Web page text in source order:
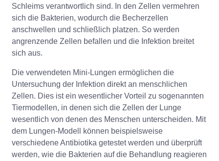
Schleims verantwortlich sind. In den Zellen vermehren
sich die Bakterien, wodurch die Becherzellen
anschwellen und schließlich platzen. So werden
angrenzende Zellen befallen und die Infektion breitet
sich aus.
Die verwendeten Mini-Lungen ermöglichen die
Untersuchung der Infektion direkt an menschlichen
Zellen. Dies ist ein wesentlicher Vorteil zu sogenannten
Tiermodellen, in denen sich die Zellen der Lunge
wesentlich von denen des Menschen unterscheiden. Mit
dem Lungen-Modell können beispielsweise
verschiedene Antibiotika getestet werden und überprüft
werden, wie die Bakterien auf die Behandlung reagieren